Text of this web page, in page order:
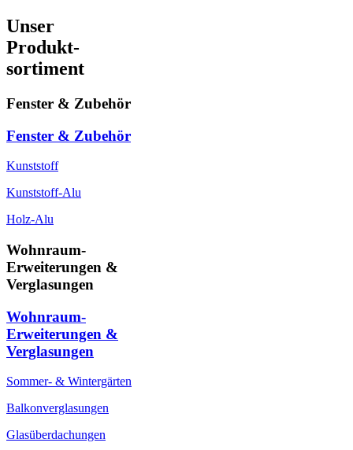
Unser
Produkt-
sortiment
Fenster & Zubehör
Fenster & Zubehör
Kunststoff
Kunststoff-Alu
Holz-Alu
Wohnraum-
Erweiterungen &
Verglasungen
Wohnraum-
Erweiterungen &
Verglasungen
Sommer- & Wintergärten
Balkonverglasungen
Glasüberdachungen